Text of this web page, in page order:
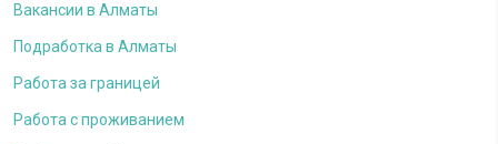
Вакансии в Алматы
Подработка в Алматы
Работа за границей
Работа с проживанием